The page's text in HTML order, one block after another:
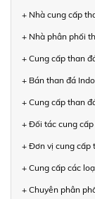
+ Nhà cung cấp
+ Nhà phân phối
+ Cung cấp than
+ Bán than đá
+ Cung cấp than
+ Đối tác cung
+ Đơn vị cung cấp
+ Cung cấp các
+ Chuyên phân